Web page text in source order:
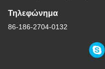
Τηλεφώνημα
86-186-2704-0132